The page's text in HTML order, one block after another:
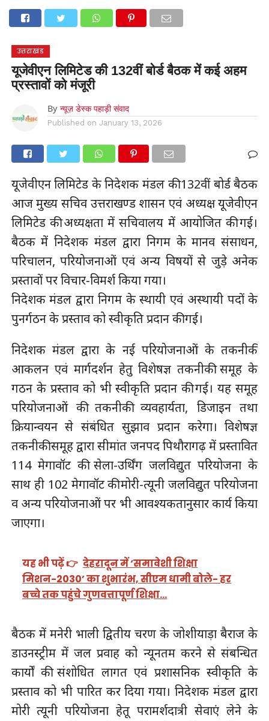
देहरादूननैनीताल
मनोरंजन
उत्तराखंड
यूजेवीएन लिमिटेड की 132वीं बोर्ड बैठक में कई अहम
प्रस्तावों को मंजूरी
By न्यूज़ डेस्क पहाड़ी संवाद
Published on January 13, 2026
यूजेवीएन लिमिटेड के निदेशक मंडल की 132वीं बोर्ड बैठक
आज मुख्य सचिव उत्तराखण्ड शासन एवं अध्यक्ष यूजेवीएन
लिमिटेड की अध्यक्षता में सचिवालय में आयोजित की गई।
बैठक में निदेशक मंडल द्वारा निगम के मानव संसाधन,
परिचालन, परियोजनाओं एवं अन्य विषयों से जुड़े अनेक
प्रस्तावों पर विचार‐विमर्श किया गया।
निदेशक मंडल द्वारा निगम के स्थायी एवं अस्थायी पदों के
पुनर्गठन के प्रस्ताव को स्वीकृति प्रदान की गई।
निदेशक मंडल द्वारा के नई परियोजनाओं के तकनीकी
आकलन एवं मार्गदर्शन हेतु विशेषज्ञ तकनीकी समूह के
गठन के प्रस्ताव को भी स्वीकृति प्रदान की गई। यह समूह
परियोजनाओं की तकनीकी व्यवहार्यता, डिजाइन तथा
क्रियान्वयन से संबंधित सुझाव प्रदान करेगा। विशेषज्ञ
तकनीकी समूह द्वारा सीमांत जनपद पिथौरागढ़ में प्रस्तावित
114 मेगावॉट की सेला-उर्थिंग जलविद्युत परियोजना के
साथ ही 102 मेगावॉट की मोरी-त्यूनी जलविद्युत परियोजना
व अन्य परियोजनाओं पर भी आवश्यकतानुसार कार्य किया
जाएगा।
यह भी पढ़ें 👉 देहरादून में ‘समावेशी शिक्षा
मिशन-2030’ का शुभारंभ, सीएम धामी बोले- हर
बच्चे तक पहुंचे गुणवत्तापूर्ण शिक्षा…
बैठक में मनेरी भाली द्वितीय चरण के जोशीयाड़ा बैराज के
डाउनस्ट्रीम में जल प्रवाह को न्यूनतम करने से संबन्धित
कार्यों की संशोधित लागत एवं प्रशासनिक स्वीकृति के
प्रस्ताव को भी पारित कर दिया गया। निदेशक मंडल द्वारा
मोरी त्यूनी परियोजना हेतू परामर्शदात्री सेवाएं लेने के